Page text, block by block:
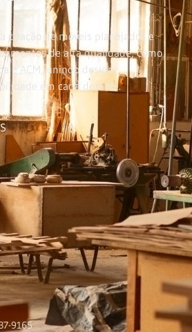
criação de móveis planejados e
de alta qualidade, como
e ACM, unindo design,
em cada detalhe.
9165